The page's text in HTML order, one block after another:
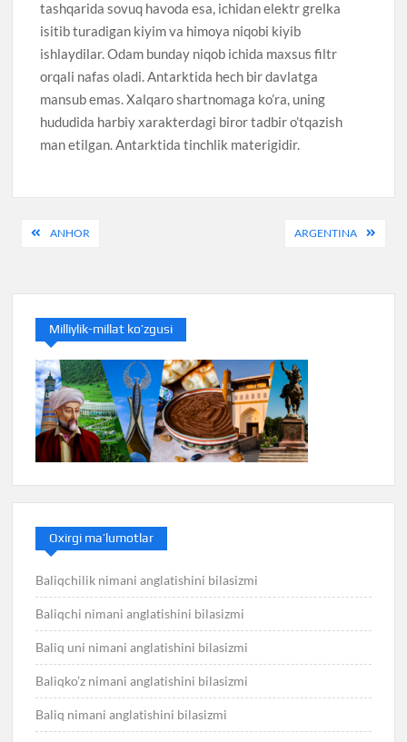
tashqarida sovuq havoda esa, ichidan elektr grelka
isitib turadigan kiyim va himoya niqobi kiyib
ishlaydilar. Odam bunday niqob ichida maxsus filtr
orqali nafas oladi. Antarktida hech bir davlatga
mansub emas. Xalqaro shartnomaga ko’ra, uning
hududida harbiy xarakterdagi biror tadbir o’tqazish
man etilgan. Antarktida tinchlik materigidir.
PostANHOR ARGENTINA
Milliylik-millat ko’zgusi
Oxirgi ma’lumotlar
Baliqchilik nimani anglatishini bilasizmi
Baliqchi nimani anglatishini bilasizmi
Baliq uni nimani anglatishini bilasizmi
Baliqko’z nimani anglatishini bilasizmi
Baliq nimani anglatishini bilasizmi